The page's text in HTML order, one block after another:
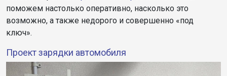
поможем настолько оперативно, насколько это
возможно, а также недорого и совершенно «под
ключ».
Проект зарядки автомобиля